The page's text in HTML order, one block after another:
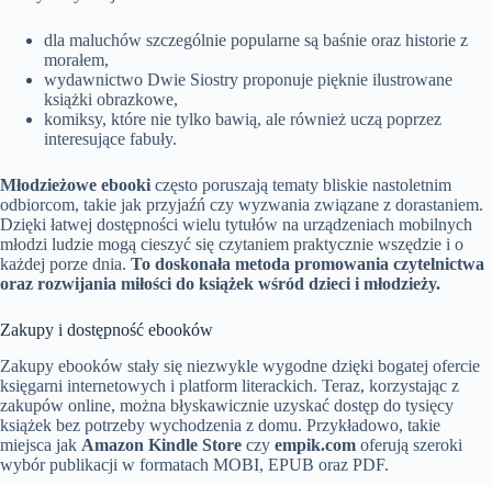
dla maluchów szczególnie popularne są baśnie oraz historie z
morałem,
wydawnictwo Dwie Siostry proponuje pięknie ilustrowane
książki obrazkowe,
komiksy, które nie tylko bawią, ale również uczą poprzez
interesujące fabuły.
Młodzieżowe ebooki często poruszają tematy bliskie nastoletnim
odbiorcom, takie jak przyjaźń czy wyzwania związane z dorastaniem.
Dzięki łatwej dostępności wielu tytułów na urządzeniach mobilnych
młodzi ludzie mogą cieszyć się czytaniem praktycznie wszędzie i o
każdej porze dnia. To doskonała metoda promowania czytelnictwa
oraz rozwijania miłości do książek wśród dzieci i młodzieży.
Zakupy i dostępność ebooków
Zakupy ebooków stały się niezwykle wygodne dzięki bogatej ofercie
księgarni internetowych i platform literackich. Teraz, korzystając z
zakupów online, można błyskawicznie uzyskać dostęp do tysięcy
książek bez potrzeby wychodzenia z domu. Przykładowo, takie
miejsca jak Amazon Kindle Store czy empik.com oferują szeroki
wybór publikacji w formatach MOBI, EPUB oraz PDF.